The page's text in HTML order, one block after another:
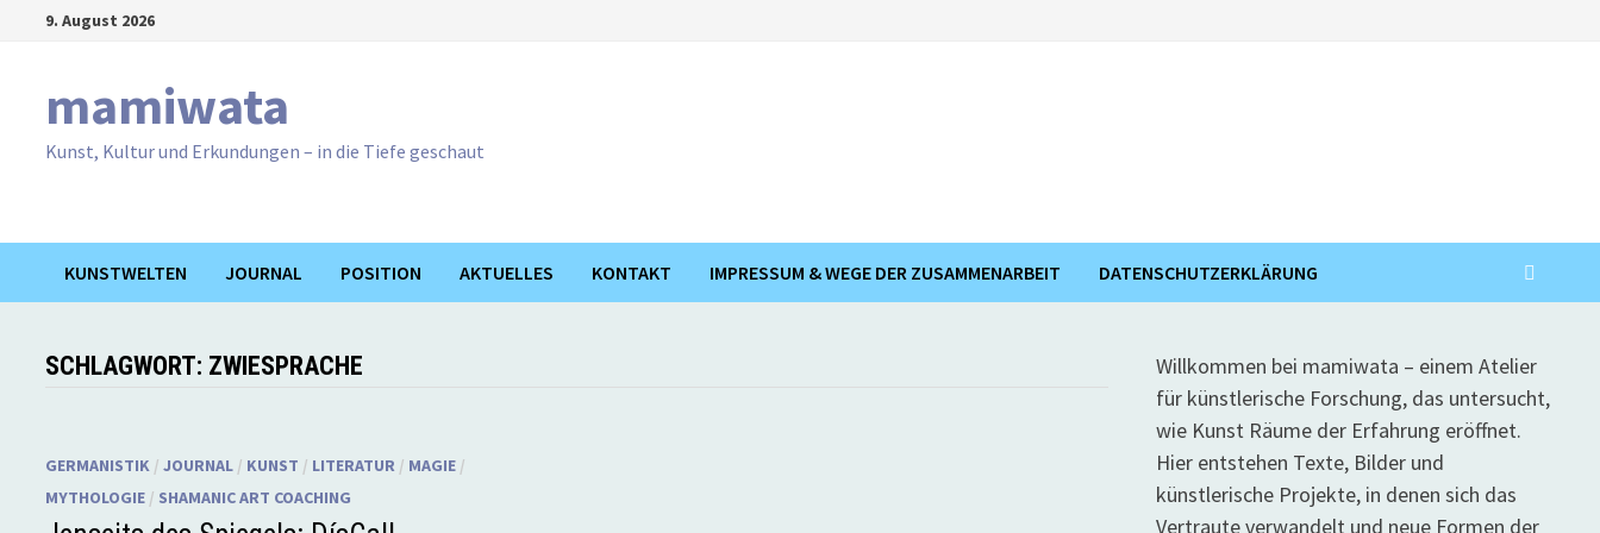
9. August 2026
mamiwata
Kunst, Kultur und Erkundungen – in die Tiefe geschaut
KUNSTWELTEN JOURNAL POSITION AKTUELLES KONTAKT IMPRESSUM & WEGE DER ZUSAMMENARBEIT DATENSCHUTZERKLÄRUNG
SCHLAGWORT: ZWIESPRACHE
GERMANISTIK /JOURNAL / KUNST / LITERATUR / MAGIE /
MYTHOLOGIE / SHAMANIC ART COACHING
Willkommen bei mamiwata – einem Atelier
für künstlerische Forschung, das untersucht,
wie Kunst Räume der Erfahrung eröffnet.
Hier entstehen Texte, Bilder und
künstlerische Projekte, in denen sich das
Vertraute verwandelt und neue Formen der